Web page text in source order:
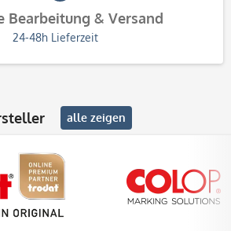
Bearbeitung & Versand
24-48h Lieferzeit
alle zeigen